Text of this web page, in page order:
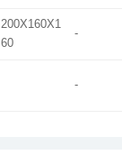
200X160X1
60
-
-